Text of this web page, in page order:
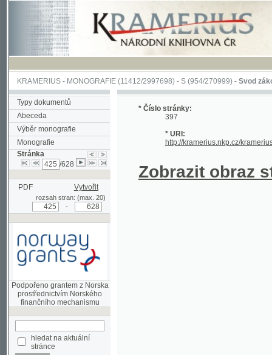
KRAMERIUS-MONOGRAFIE(11412/2997698) -S (954/270999)-Svod zákonův
Typy dokumentů
Abeceda
Výběr monografie
Monografie
Stránka
/628
PDF Vytvořit
rozsah stran: (max. 20)
Podpořeno grantem z Norska
prostřednictvím Norského
hledat na aktuální
stránce
Pokročilé vyhledávání
* Číslo stránky:
397
* URI:
http://kramerius.nkp.cz/kramerius/